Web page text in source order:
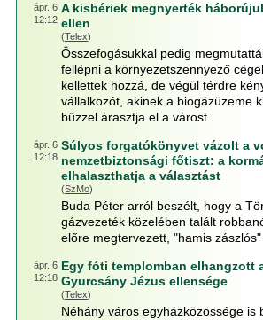
ápr. 6
12:12
A kisbériek megnyerték
ellen
(Telex)
Összefogásukkal pedig
fellépni a környezetszennyező
kellettek hozzá, de végül térdre
vállalkozót, akinek a biogázüzeme
bűzzel árasztja el a várost.
ápr. 6
12:18
Súlyos forgatókönyvet vázolt a
nemzetbiztonsági főtiszt: a
elhalaszthatja a választást
(SzMo)
Buda Péter arról beszélt, hogy a
gázvezeték közelében talált
előre megtervezett, "hamis zászlós"
ápr. 6
12:18
Egy fóti templomban elhangzott
Gyurcsány Jézus ellensége
(Telex)
Néhány város egyházközössége is